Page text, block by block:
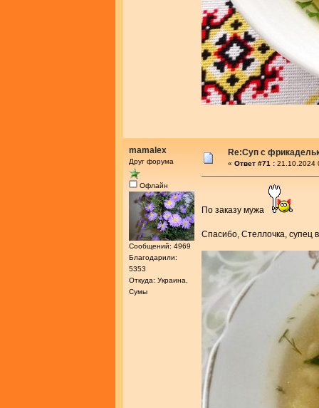
mamalex
Друг форума
Офлайн
Сообщений: 4969
Благодарили:
5353
Откуда: Украина,
Сумы
Re:Суп с
« Ответ #71 : 21.10.2024
По заказу мужа
Спасибо, Стеллочка, супец